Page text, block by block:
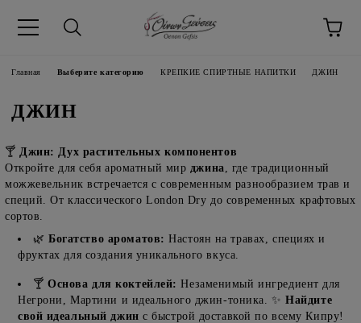
Язык
Главная Выберите категорию КРЕПКИЕ СПИРТНЫЕ НАПИТКИ ДЖИН
ДЖИН
🍸Джин: Дух растительных компонентов
Откройте для себя ароматный мир джина, где традиционный
можжевельник встречается с современным разнообразием трав и
специй. От классического London Dry до современных крафтовых
сортов.
🌿Богатство ароматов: Настоян на травах, специях и
фруктах для создания уникального вкуса.
🍸Основа для коктейлей: Незаменимый ингредиент для
Негрони, Мартини и идеального джин-тоника. ✨Найдите
свой идеальный джин с быстрой доставкой по всему Кипру!